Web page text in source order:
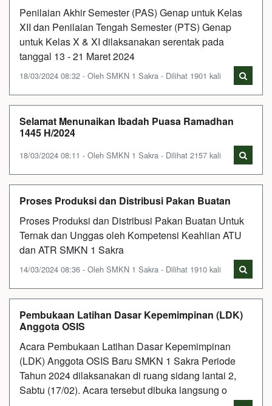
Penilaian Akhir Semester (PAS) Genap untuk Kelas
XII dan Penilaian Tengah Semester (PTS) Genap
untuk Kelas X & XI dilaksanakan serentak pada
tanggal 13 - 21 Maret 2024
18/03/2024 08:32 - Oleh SMKN 1 Sakra - Dilihat 1901 kali
Selamat Menunaikan Ibadah Puasa Ramadhan
1445 H/2024
18/03/2024 08:11 - Oleh SMKN 1 Sakra - Dilihat 2157 kali
Proses Produksi dan Distribusi Pakan Buatan
Proses Produksi dan Distribusi Pakan Buatan Untuk
Ternak dan Unggas oleh Kompetensi Keahlian ATU
dan ATR SMKN 1 Sakra
14/03/2024 08:36 - Oleh SMKN 1 Sakra - Dilihat 1910 kali
Pembukaan Latihan Dasar Kepemimpinan (LDK)
Anggota OSIS
Acara Pembukaan Latihan Dasar Kepemimpinan
(LDK) Anggota OSIS Baru SMKN 1 Sakra Periode
Tahun 2024 dilaksanakan di ruang sidang lantai 2,
Sabtu (17/02). Acara tersebut dibuka langsung o